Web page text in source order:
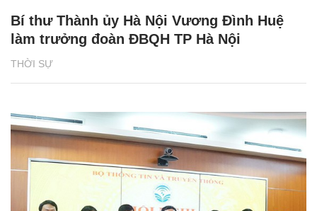
THỜI SỰ
Bí thư Thành ủy Hà Nội Vương Đình Huệ
làm trưởng đoàn ĐBQH TP Hà Nội